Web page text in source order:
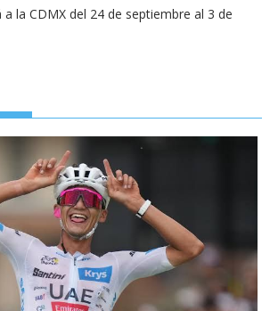
la CDMX del 24 de septiembre al 3 de